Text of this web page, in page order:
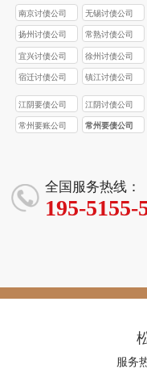
南京讨债公司 无锡讨债公司
扬州讨债公司 常熟讨债公司
宜兴讨债公司 徐州讨债公司
宿迁讨债公司 镇江讨债公司
江阴要债公司 江阴讨债公司
常州要账公司 常州要债公司
全国服务热线：
195-5155-
服务